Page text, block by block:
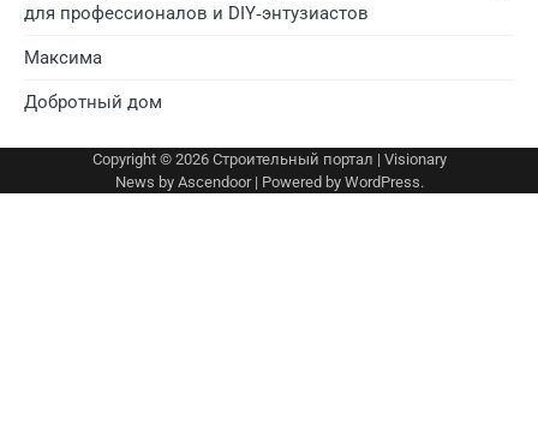
для профессионалов и DIY‑энтузиастов
Максима
Добротный дом
Copyright © 2026 Строительный портал | Visionary
News by Ascendoor| Powered by WordPress.